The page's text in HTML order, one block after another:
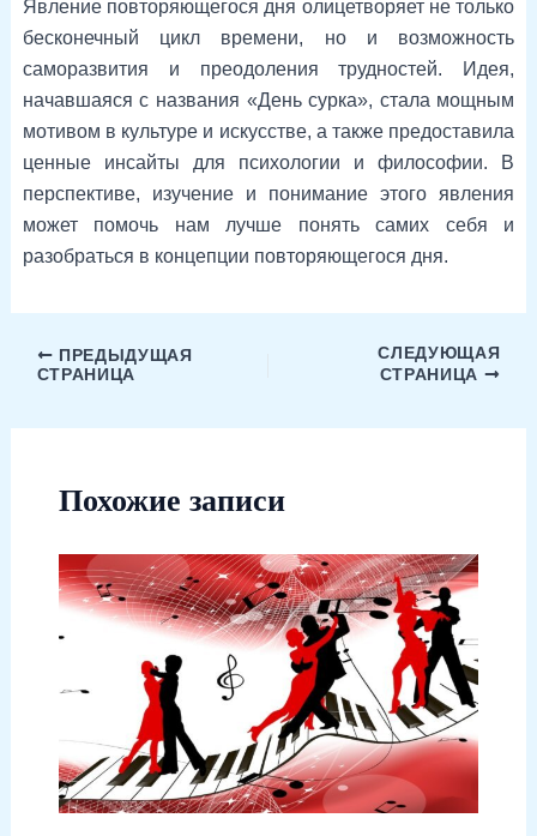
Явление повторяющегося дня олицетворяет не только
бесконечный цикл времени, но и возможность
саморазвития и преодоления трудностей. Идея,
начавшаяся с названия «День сурка», стала мощным
мотивом в культуре и искусстве, а также предоставила
ценные инсайты для психологии и философии. В
перспективе, изучение и понимание этого явления
может помочь нам лучше понять самих себя и
разобраться в концепции повторяющегося дня.
ПРЕДЫДУЩАЯ
СТРАНИЦА
СЛЕДУЮЩАЯ
СТРАНИЦА
Похожие записи